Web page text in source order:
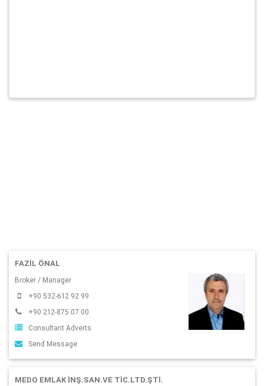
FAZIL ÖNAL
Broker / Manager
+90 532-612 92 99
+90 212-875 07 00
Consultant Adverts
Send Message
MEDO EMLAK İNŞ.SAN.VE TIC.LTD.ŞTI.